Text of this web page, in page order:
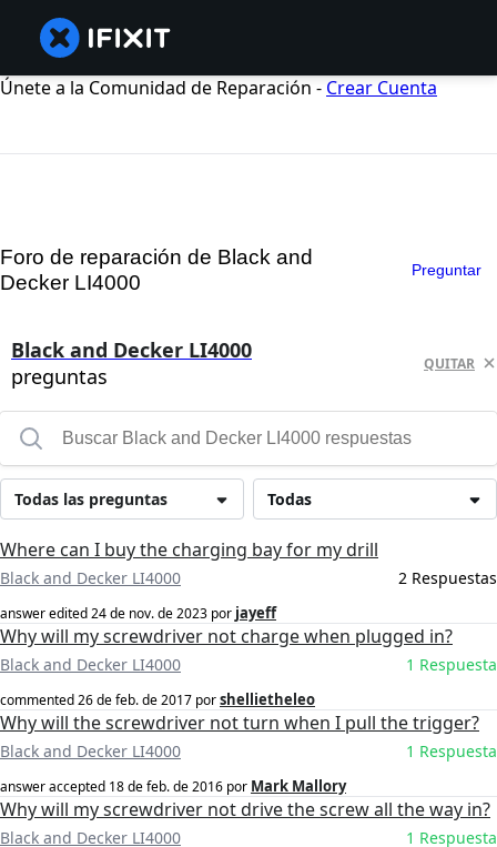
Únete a la Comunidad de Reparación - Crear Cuenta
Foro de reparación de Black and
Decker LI4000
Preguntar
Black and Decker LI4000
preguntas
QUITAR
Todas
Todas las preguntas
Where can I buy the charging bay for my drill
Black and Decker LI4000 2 Respuestas
answer edited24 de nov. de 2023 por jayeff
Why will my screwdriver not charge when plugged in?
Black and Decker LI4000 1 Respuesta
commented26 de feb. de 2017 porshellietheleo
Why will the screwdriver not turn when I pull the trigger?
Black and Decker LI4000 1 Respuesta
answer accepted 18 de feb. de 2016 por Mark Mallory
Why will my screwdriver not drive the screw all the way in?
Black and Decker LI4000 1 Respuesta